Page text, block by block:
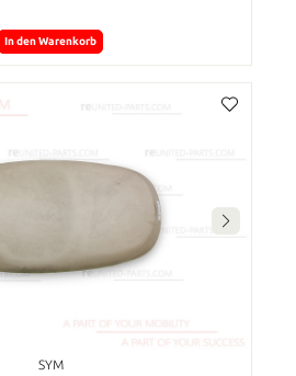
In den Warenkorb
SYM